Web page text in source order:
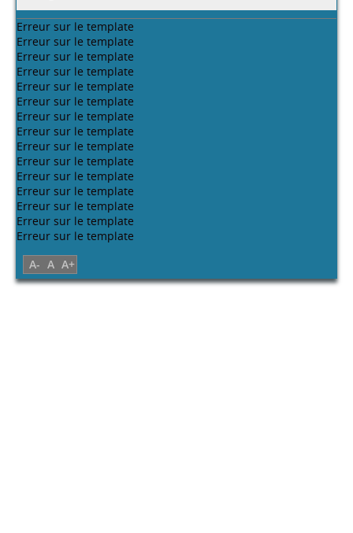
A- A A+
Erreur sur le template
Erreur sur le template
Erreur sur le template
Erreur sur le template
Erreur sur le template
Erreur sur le template
Erreur sur le template
Erreur sur le template
Erreur sur le template
Erreur sur le template
Erreur sur le template
Erreur sur le template
Erreur sur le template
Erreur sur le template
Erreur sur le template